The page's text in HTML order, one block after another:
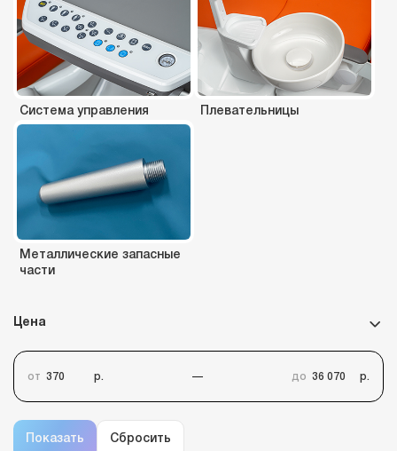
Система управления Плевательницы
Металлические запасные
части
Цена
от р. до р.